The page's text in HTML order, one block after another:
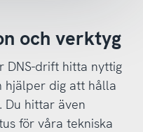
och verktyg
DNS-drift hitta nyttig
hjälper dig att hålla
Du hittar även
för våra tekniska